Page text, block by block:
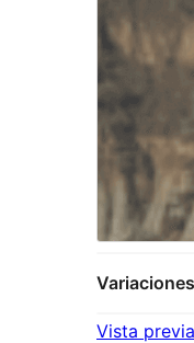
Vista previa